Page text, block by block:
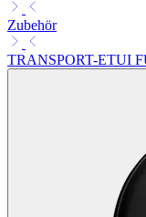
Zubehör
TRANSPORT-ETUI